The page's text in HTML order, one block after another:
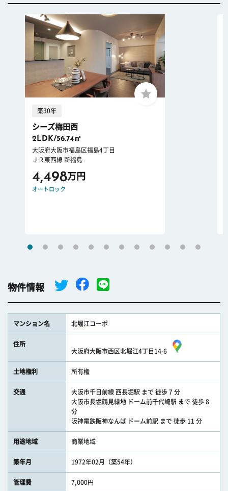
築30年
シーズ梅田西
2LDK/56.74㎡
大阪府大阪市福島区福島4丁目
ＪＲ東西線 新福島
4,498万円
オートロック
物件情報
マンション名 北堀江コーポ
住所
大阪府大阪市西区北堀江4丁目14-6
土地権利 所有権
交通
大阪市千日前線 西長堀駅 まで 徒歩 7 分
大阪市長堀鶴見緑地 ドーム前千代崎駅 まで 徒歩 8
分
阪神電鉄阪神なんば ドーム前駅 まで 徒歩 11 分
用途地域 商業地域
築年月 1972年02月（築54年）
管理費 7,000円